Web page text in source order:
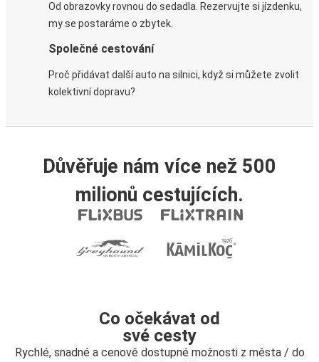
Od obrazovky rovnou do sedadla. Rezervujte si jízdenku,
my se postaráme o zbytek.
Společné cestování
Proč přidávat další auto na silnici, když si můžete zvolit
kolektivní dopravu?
Důvěřuje nám více než 500
milionů cestujících.
Co očekávat od
své cesty
Rychlé, snadné a cenově dostupné možnosti z města / do